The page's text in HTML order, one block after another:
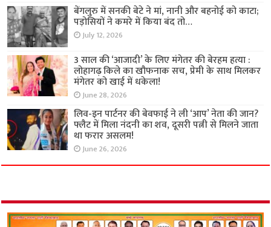
बेंगलुरु में सनकी बेटे ने मां, नानी और बहनोई को काटा;
पड़ोसियों ने कमरे में किया बंद तो…
July 12, 2026
3 साल की ‘आजादी’ के लिए मंगेतर की बेरहम हत्या :
लोहागढ़ किले का खौफनाक सच, प्रेमी के साथ मिलकर
मंगेतर को खाई में धकेला!
June 28, 2026
लिव-इन पार्टनर की बेवफाई ने ली ‘आप’ नेता की जान?
फ्लैट में मिला नंदनी का शव, दूसरी पत्नी से मिलने जाता
था फरार असलम!
June 26, 2026